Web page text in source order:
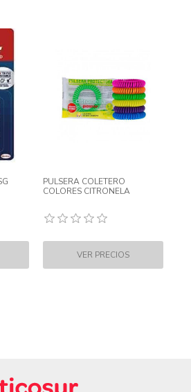
PULSERA COLETERO
COLORES CITRONELA